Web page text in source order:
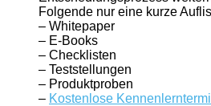
Folgende nur eine kurze
– Whitepaper
– E-Books
– Checklisten
– Teststellungen
– Produktproben
– Kostenlose